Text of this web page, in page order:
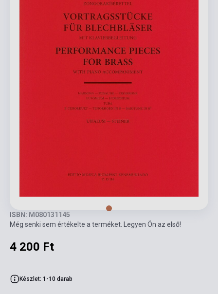
ISBN: M080131145
Még senki sem értékelte a terméket. Legyen Ön az első!
4 200 Ft
Készlet: 1-10 darab